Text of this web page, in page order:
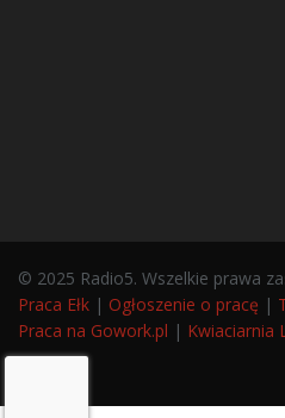
© 2025 Radio5. Wszelkie prawa
Praca Ełk | Ogłoszenie o pracę |
Praca na Gowork.pl | Kwiaciarnia